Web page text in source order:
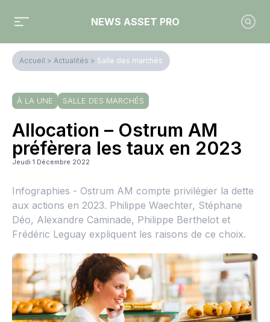
NEWS ASSET PRO
Accueil > Actualités > Salle des marchés
À LA UNE SALLE DES MARCHÉS
Allocation – Ostrum AM
préfèrera les taux en 2023
Jeudi 1 Décembre 2022
Infographies - Ostrum AM compte privilégier la dette
aux actions en 2023. Philippe Waechter, Stéphane
Déo, Alexandre Caminade, Philippe Berthelot et
Frédéric Leguay expliquent les raisons de ce choix.